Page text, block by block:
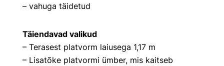
– vahuga täidetud
Täiendavad valikud
– Terasest platvorm laiusega 1,17 m
– Lisatõke platvormi ümber, mis kaitseb